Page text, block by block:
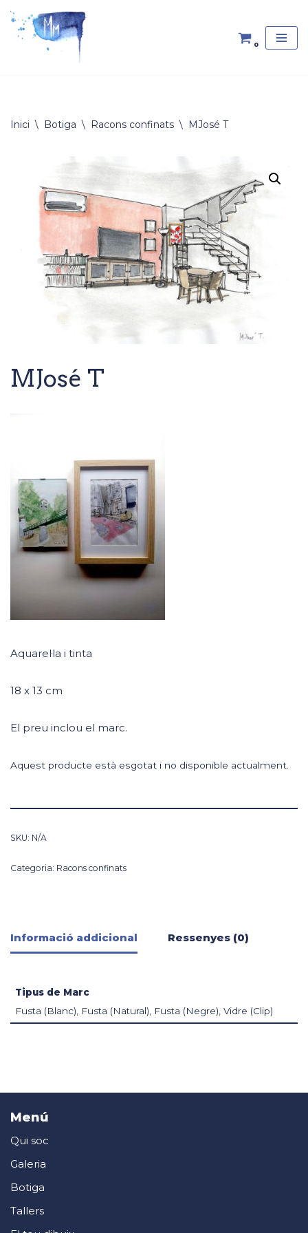
Vés
0
Inici \ Botiga \ Racons confinats \ MJosé T
MJosé T
Aquarel·la i tinta
18 x 13 cm
El preu inclou el marc.
Aquest producte està esgotat i no disponible actualment.
SKU: N/A
Categoria: Racons confinats
Informació addicional Ressenyes (0)
Tipus de Marc
Fusta (Blanc), Fusta (Natural), Fusta (Negre), Vidre (Clip)
Menú
Qui soc
Galeria
Botiga
Tallers